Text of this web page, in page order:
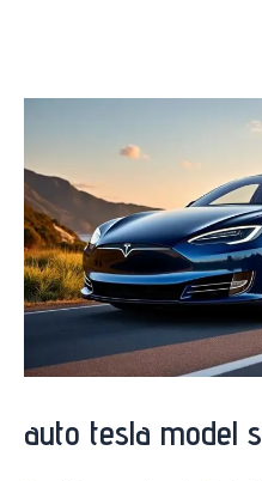
auto tesla model s